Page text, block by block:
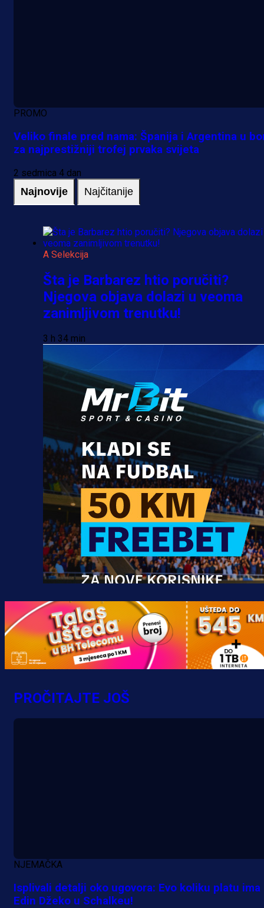
PROMO
Veliko finale pred nama: Španija i Argentina u
za najprestižniji trofej prvaka svijeta
2 sedmica 4 dan
Najnovije Najčitanije
A Selekcija
Šta je Barbarez htio poručiti?
Njegova objava dolazi u veoma
zanimljivom trenutku!
3 h 34 min
Promo vijesti
MrBit: Isprati kvalifikacije za
evropska takmičenja i preuzmi
bonus dobrodošlice!
PROČITAJTE JOŠ
NJEMAČKA
Isplivali detalji oko ugovora: Evo koliku platu ima
Edin Džeko u Schalkeu!